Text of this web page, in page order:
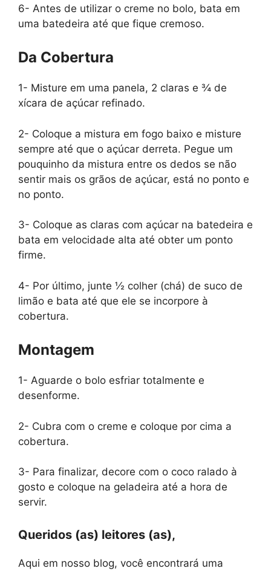
6- Antes de utilizar o creme no bolo, bata em
uma batedeira até que fique cremoso.
Da Cobertura
1- Misture em uma panela, 2 claras e ¾ de
xícara de açúcar refinado.
2- Coloque a mistura em fogo baixo e misture
sempre até que o açúcar derreta. Pegue um
pouquinho da mistura entre os dedos se não
sentir mais os grãos de açúcar, está no ponto e
no ponto.
3- Coloque as claras com açúcar na batedeira e
bata em velocidade alta até obter um ponto
firme.
4- Por último, junte ½ colher (chá) de suco de
limão e bata até que ele se incorpore à
cobertura.
Montagem
1- Aguarde o bolo esfriar totalmente e
desenforme.
2- Cubra com o creme e coloque por cima a
cobertura.
3- Para finalizar, decore com o coco ralado à
gosto e coloque na geladeira até a hora de
servir.
Queridos (as) leitores (as),
Aqui em nosso blog, você encontrará uma